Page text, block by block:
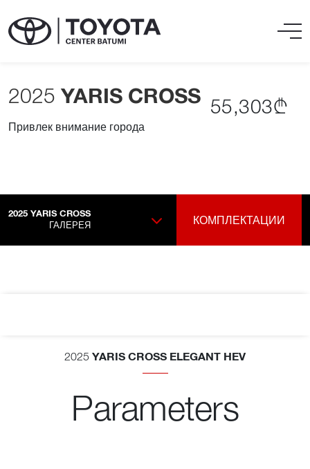
2025 YARIS CROSS
Привлек внимание города
55,303₾
2025 YARIS CROSS
ГАЛЕРЕЯ
КОМПЛЕКТАЦИИ
2025 YARIS CROSS ELEGANT HEV
Parameters